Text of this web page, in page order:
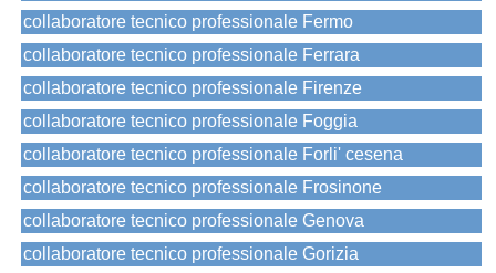
collaboratore tecnico professionale Fermo
collaboratore tecnico professionale Ferrara
collaboratore tecnico professionale Firenze
collaboratore tecnico professionale Foggia
collaboratore tecnico professionale Forli' cesena
collaboratore tecnico professionale Frosinone
collaboratore tecnico professionale Genova
collaboratore tecnico professionale Gorizia